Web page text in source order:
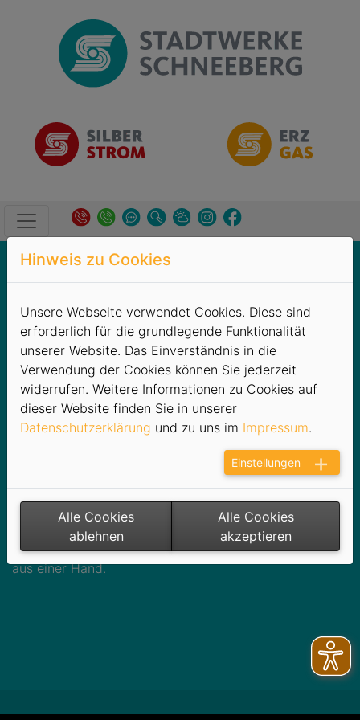
Produkte→ERZGAS →Hausverwaltungen
ERZGAS-Hausverwaltungen
Kurze Wege und Vertrauen sind für unsere
Hausverwalter und Großvermieter wichtige Bausteine
in der Zusammenarbeit – Optimierung und
Vereinfachungen von Prozessen bringen Sie aber noch
ein gutes Stück weiter und sparen Kosten und
Die Stadtwerke Schneeberg GmbH bietet verschiedene
Rahmenvereinbarungen an – auch langfristige 1:1
Eindeckungen sind selbstverständlich möglich. Egal ob
Strom, Erdgas, Energieausweise oder
Heizkostenabrechnung, bei uns bekommen Sie alles
aus einer Hand.
Hinweis zu Cookies
Unsere Webseite verwendet Cookies. Diese sind
erforderlich für die grundlegende Funktionalität
unserer Website. Das Einverständnis in die
Verwendung der Cookies können Sie jederzeit
widerrufen. Weitere Informationen zu Cookies auf
dieser Website finden Sie in unserer
Datenschutzerklärung und zu uns im Impressum.
Einstellungen
Alle Cookies
ablehnen
Alle Cookies
akzeptieren